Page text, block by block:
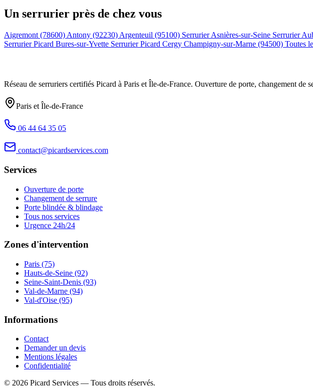
Un serrurier près de chez vous
Aigremont (78600) Antony (92230) Argenteuil (95100) Serrurier Asnières-sur-Seine Serrurier
Serrurier Picard Bures-sur-Yvette Serrurier Picard Cergy Champigny-sur-Marne (94500) Toutes
Réseau de serruriers certifiés Picard à Paris et Île-de-France. Ouverture de porte, changement de
Paris et Île-de-France
06 44 64 35 05
contact@picardservices.com
Services
Ouverture de porte
Changement de serrure
Porte blindée & blindage
Tous nos services
Urgence 24h/24
Zones d'intervention
Paris (75)
Hauts-de-Seine (92)
Seine-Saint-Denis (93)
Val-de-Marne (94)
Val-d'Oise (95)
Informations
Contact
Demander un devis
Mentions légales
Confidentialité
© 2026 Picard Services — Tous droits réservés.